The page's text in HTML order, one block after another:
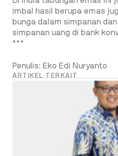
imbal hasil berupa emas
bunga dalam simpanan
simpanan uang di bank
***
Penulis: Eko Edi Nuryanto
ARTIKEL TERKAIT